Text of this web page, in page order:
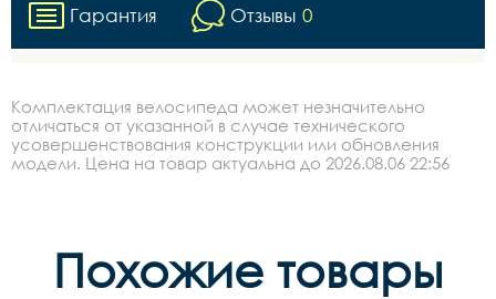
Гарантия Отзывы 0
Комплектация велосипеда может незначительно
отличаться от указанной в случае технического
усовершенствования конструкции или обновления
модели. Цена на товар актуальна до 2026.08.06 22:56
Похожие товары